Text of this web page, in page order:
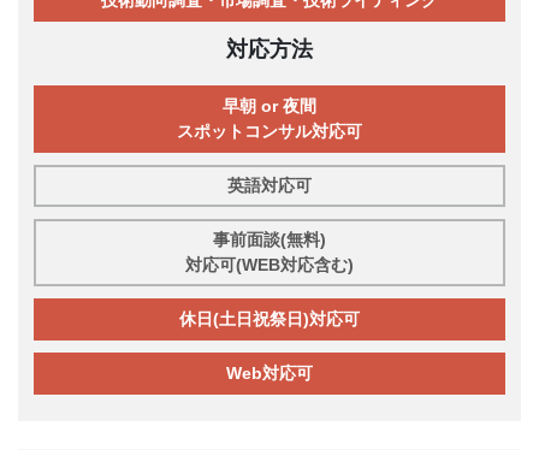
対応方法
早朝 or 夜間
スポットコンサル対応可
英語対応可
事前面談(無料)
対応可(WEB対応含む)
休日(土日祝祭日)対応可
Web対応可